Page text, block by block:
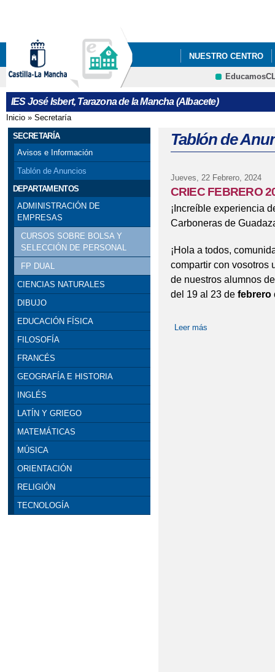
NUESTRO CENTRO
IES José Isbert, Tarazona de la Mancha (Albacete)
Se encuentra usted aquí
Inicio » Secretaría
SECRETARÍA
Avisos e Información
Tablón de Anuncios
DEPARTAMENTOS
ADMINISTRACIÓN DE
EMPRESAS
CURSOS SOBRE BOLSA Y
SELECCIÓN DE PERSONAL
FP DUAL
CIENCIAS NATURALES
DIBUJO
EDUCACIÓN FÍSICA
FILOSOFÍA
FRANCÉS
GEOGRAFÍA E HISTORIA
INGLÉS
LATÍN Y GRIEGO
MATEMÁTICAS
MÚSICA
ORIENTACIÓN
RELIGIÓN
TECNOLOGÍA
Tablón de
Jueves, 22 Febrero, 2024
CRIEC FEBRERO
¡Increíble experiencia
Carboneras de
¡Hola a todos,
compartir con vosotros
de nuestros alumnos
del 19 al 23 de febrero
Leer más